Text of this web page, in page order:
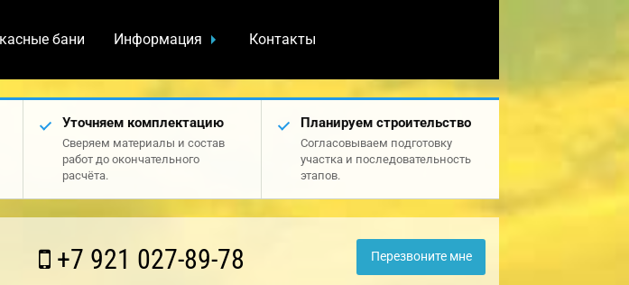
бани Информация Контакты
Уточняем комплектацию
Сверяем материалы и состав
работ до окончательного
расчёта.
Планируем строительство
Согласовываем подготовку
участка и последовательность
этапов.
+7 921 027-89-78 Перезвоните мне